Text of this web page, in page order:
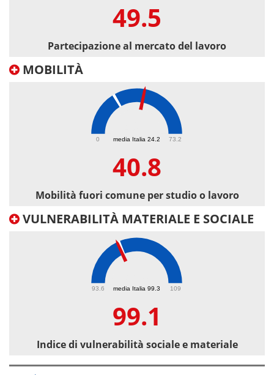
49.5
Partecipazione al mercato del lavoro
MOBILITÀ
media Italia 24.2
0 73.2
40.8
Mobilità fuori comune per studio o lavoro
VULNERABILITÀ MATERIALE E SOCIALE
media Italia 99.3
93.6 109
99.1
Indice di vulnerabilità sociale e materiale